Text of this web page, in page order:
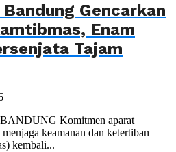
Gencarkan
Enam
Tajam
Komitmen aparat
keamanan dan ketertiban
kembali...